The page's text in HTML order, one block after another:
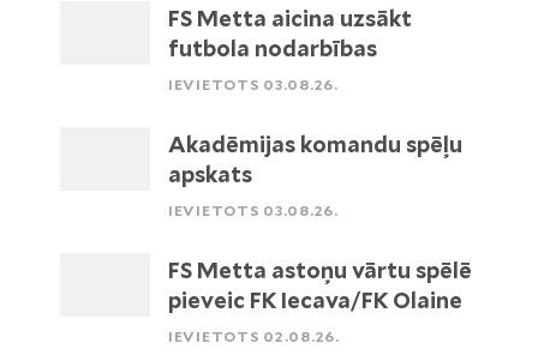
FS Metta aicina uzsākt
futbola nodarbības
IEVIETOTS 03.08.26.
Akadēmijas komandu spēļu
apskats
IEVIETOTS 03.08.26.
FS Metta astoņu vārtu spēlē
pieveic FK Iecava/FK Olaine
IEVIETOTS 02.08.26.